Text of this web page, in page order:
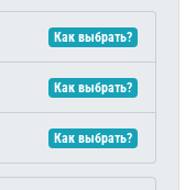
Как выбрать?
Как выбрать?
Как выбрать?